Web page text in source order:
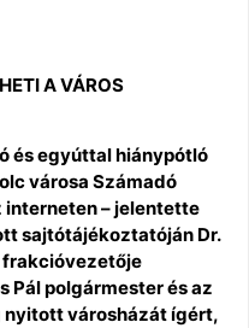
A VÁROS
és egyúttal hiánypótló
városa Számadó
interneten – jelentette
sajtótájékoztatóján Dr.
frakcióvezetője
Pál polgármester és az
városházát ígért,